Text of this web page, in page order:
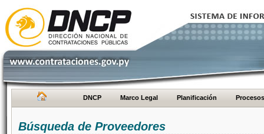
DNCP Marco Legal Planificación Procesos
Búsqueda de Proveedores